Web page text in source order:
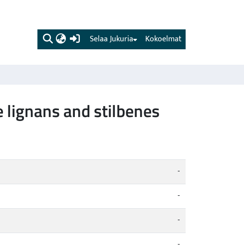
(current) Kokoelmat
Selaa Jukuria
lignans and stilbenes
-
-
-
-